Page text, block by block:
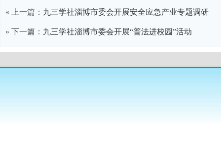
« 上一篇： 九三学社淄博市委会开展安全应急产业专题调研
» 下一篇： 九三学社淄博市委会开展“普法进校园”活动